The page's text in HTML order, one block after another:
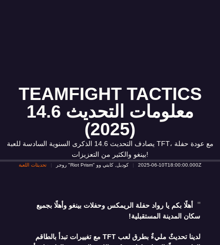
TEAMFIGHT TACTICS
معلومات التحديث 14.6
(2025)
يصادف التحديث 14.6 الذكرى السنوية السادسة للعبة TFT، مع عودة حفلة
بينغو والكثير من التعزيزات!
تحديثات اللعبة روجر "Riot Prism" كوديل, كايتي وو 2025-06-10T18:00:00.000Z
أهلًا بكم يا رواد حفلة الريمكس وحفلات بينغو وأهلًا بجميع
سكان المدينة المستقبلية!
لدينا تحديثٌ مليءٌ بطرق لعب TFT مع تغييرات تبدأ بالطاقم